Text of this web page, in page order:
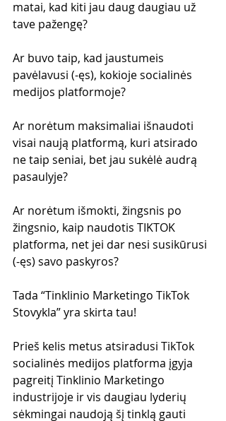
matai, kad kiti jau daug daugiau už
tave pažengę?
Ar buvo taip, kad jaustumeis
pavėlavusi (-ęs), kokioje socialinės
medijos platformoje?
Ar norėtum maksimaliai išnaudoti
visai naują platformą, kuri atsirado
ne taip seniai, bet jau sukėlė audrą
pasaulyje?
Ar norėtum išmokti, žingsnis po
žingsnio, kaip naudotis TIKTOK
platforma, net jei dar nesi susikūrusi
(-ęs) savo paskyros?
Tada “Tinklinio Marketingo TikTok
Stovykla” yra skirta tau!
Prieš kelis metus atsiradusi TikTok
socialinės medijos platforma įgyja
pagreitį Tinklinio Marketingo
industrijoje ir vis daugiau lyderių
sėkmingai naudoją šį tinklą gauti